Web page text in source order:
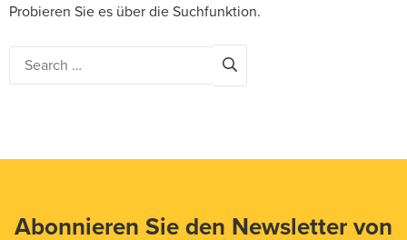
Probieren Sie es über die Suchfunktion.
Abonnieren Sie den Newsletter von